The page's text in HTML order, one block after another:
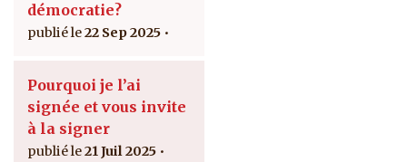
démocratie?
22 Sep 2025
Pourquoi je l’ai
signée et vous invite
à la signer
21 Juil 2025